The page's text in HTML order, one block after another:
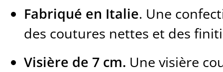
Fabriqué en Italie. Une
des coutures nettes et des
Visière de 7 cm. Une visière